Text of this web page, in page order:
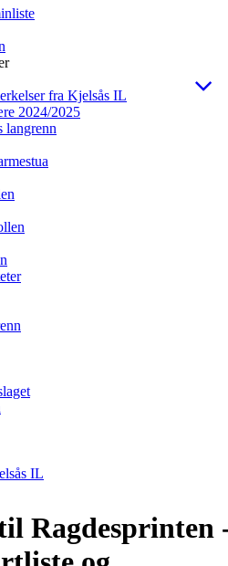
fra Kjelsås IL
2024/2025
langrenn
IL
Ragdesprinten